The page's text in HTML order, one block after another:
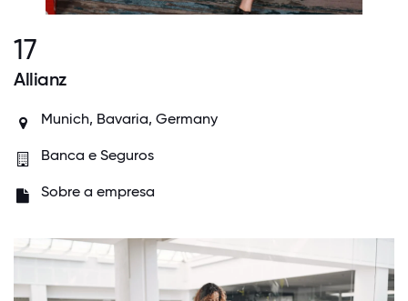
17
Allianz
Munich, Bavaria, Germany
Banca e Seguros
Sobre a empresa